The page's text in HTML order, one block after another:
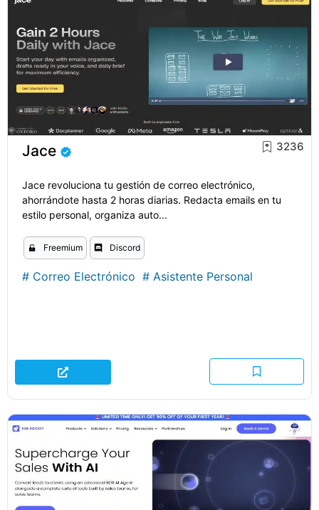
Jace 3236
Jace revoluciona tu gestión de correo electrónico,
ahorrándote hasta 2 horas diarias. Redacta emails en tu
estilo personal, organiza auto...
Freemium Discord
# Correo Electrónico # Asistente Personal